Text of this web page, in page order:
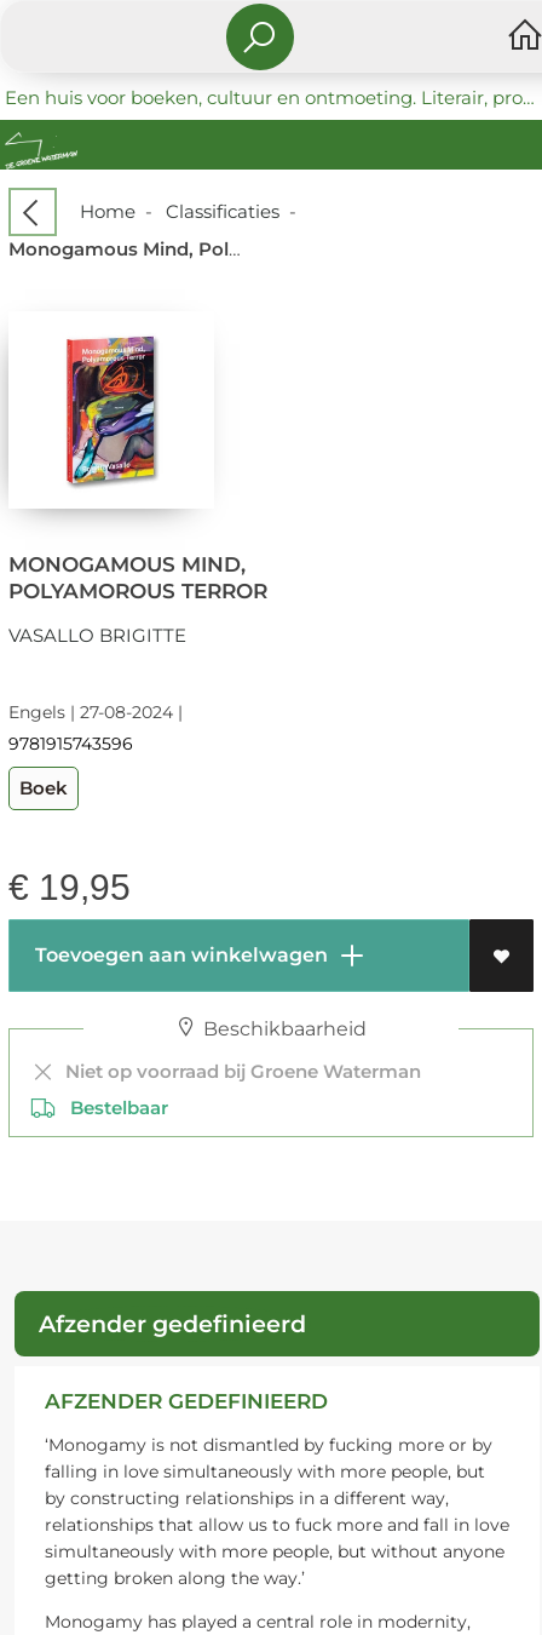
Een huis voor boeken, cultuur en ontmoeting. Literair, progressief en coöperatief.
Home- Classificaties-
Monogamous Mind, Polyamorous Terror
MONOGAMOUS MIND,
POLYAMOROUS TERROR
VASALLO BRIGITTE
Engels | 27-08-2024 |
9781915743596
Boek
€ 19,95
Toevoegen aan winkelwagen
Beschikbaarheid
Niet op voorraad bij Groene Waterman
Bestelbaar
Afzender gedefinieerd
AFZENDER GEDEFINIEERD
‘Monogamy is not dismantled by fucking more or by
falling in love simultaneously with more people, but
by constructing relationships in a different way,
relationships that allow us to fuck more and fall in love
simultaneously with more people, but without anyone
getting broken along the way.’
Monogamy has played a central role in modernity,